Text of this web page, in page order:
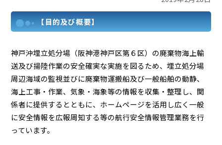
【目的及び概要】
神戸沖埋立処分場（阪神港神戸区第６区）の廃棄物海上輸
送及び揚陸作業の安全確実な実施を図るため、埋立処分場
周辺海域の監視並びに廃棄物運搬船及び一般船舶の動静、
海上工事・作業、気象・海象等の情報を収集・整理し、関
係者に提供するとともに、ホームページを活用し広く一般
に安全情報を広報周知する等の航行安全情報管理業務を行
っています。